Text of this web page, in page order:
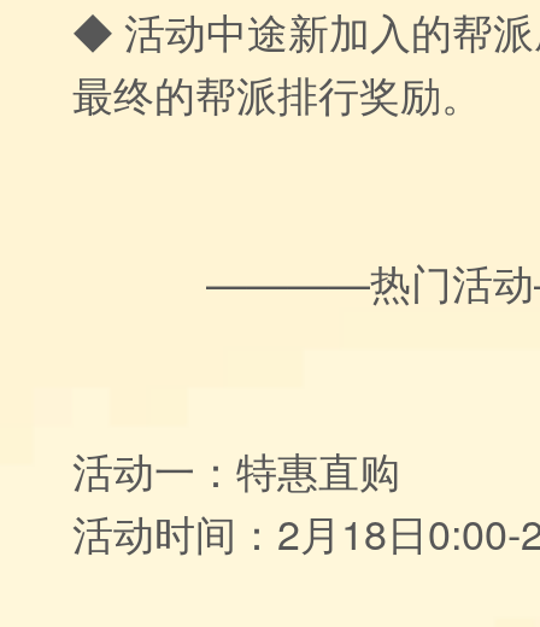
◆ 活动中途新加入的帮
最终的帮派排行奖励。
————热门活
活动一：特惠直购
活动时间：2月18日0:00-